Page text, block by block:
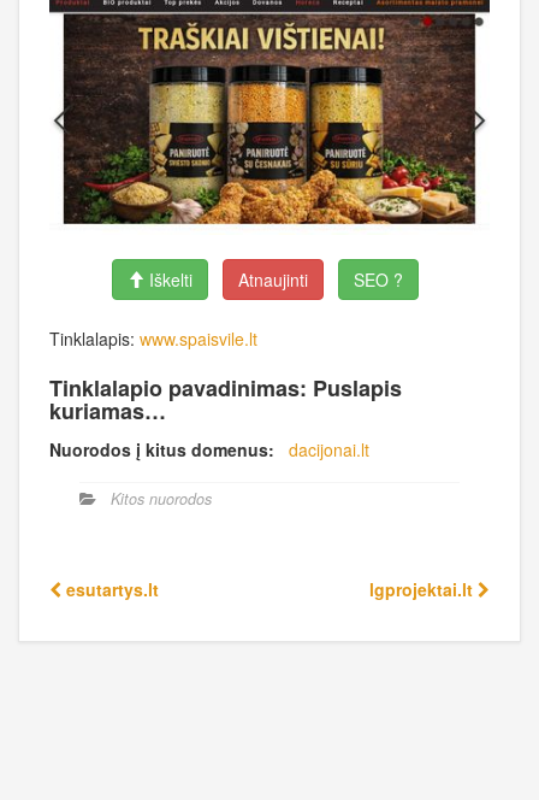
Iškelti Atnaujinti SEO ?
Tinklalapis: www.spaisvile.lt
Tinklalapio pavadinimas: Puslapis
kuriamas…
Nuorodos į kitus domenus: dacijonai.lt
Kitos nuorodos
esutartys.lt lgprojektai.lt